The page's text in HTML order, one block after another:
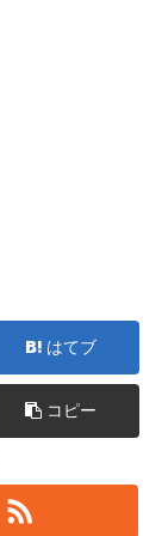
はてブ
コピー